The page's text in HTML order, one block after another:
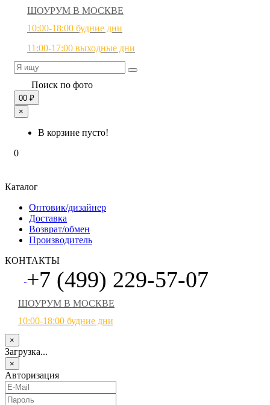
ШОУРУМ В МОСКВЕ
10:00-18:00 будние дни
11:00-17:00 выходные дни
Поиск по фото
00 ₽
×
В корзине пусто!
0
Каталог
Оптовик/дизайнер
Доставка
Возврат/обмен
Производитель
КОНТАКТЫ
+7 (499) 229-57-07
ШОУРУМ В МОСКВЕ
10:00-18:00 будние дни
×
Загрузка...
×
Авторизация